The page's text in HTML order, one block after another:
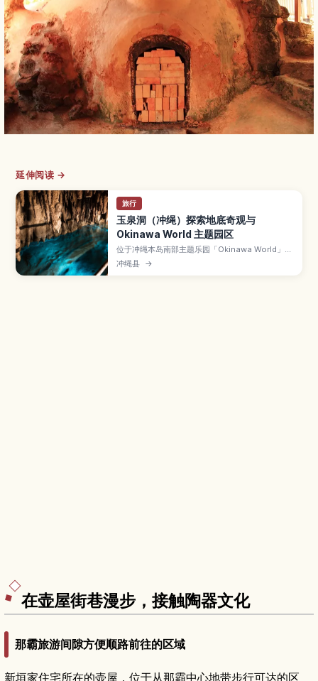
延伸阅读 →
旅行
玉泉洞（冲绳）探索地底奇观与
Okinawa World 主题园区
位于冲绳本岛南部主题乐园「Okinawa World」内
的玉泉洞，是全长超过5公里、其中约890米对游
客开放的巨大钟乳石洞。本文介绍数量惊人的钟乳
冲绳县 →
在壶屋街巷漫步，接触陶器文化
那霸旅游间隙方便顺路前往的区域
新垣家住宅所在的壶屋，位于从那霸中心地带步行可达的区